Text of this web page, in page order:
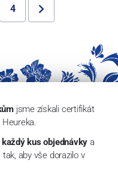
4
jsme získali certifikát
kus objednávky a
aby vše dorazilo v